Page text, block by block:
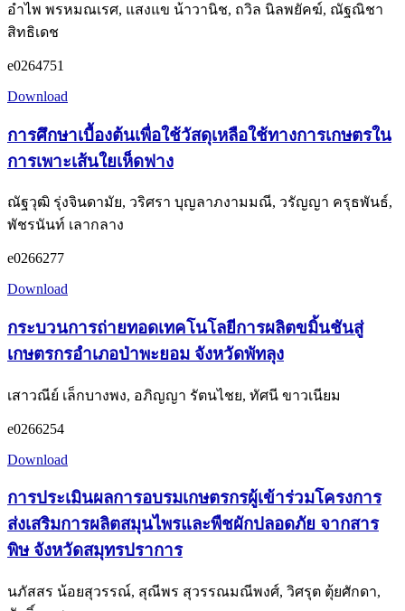
อำไพ พรหมณเรศ, แสงแข น้าวานิช, ถวิล นิลพยัคฆ์, ณัฐณิชา
สิทธิเดช
e0264751
Download
การศึกษาเบื้องต้นเพื่อใช้วัสดุเหลือใช้ทางการเกษตรใน
การเพาะเส้นใยเห็ดฟาง
ณัฐวุฒิ รุ่งจินดามัย, วริศรา บุญลาภงามมณี, วรัญญา ครุธพันธ์,
พัชรนันท์ เลากลาง
e0266277
Download
กระบวนการถ่ายทอดเทคโนโลยีการผลิตขมิ้นชันสู่
เกษตรกรอำเภอป่าพะยอม จังหวัดพัทลุง
เสาวณีย์ เล็กบางพง, อภิญญา รัตนไชย, ทัศนี ขาวเนียม
e0266254
Download
การประเมินผลการอบรมเกษตรกรผู้เข้าร่วมโครงการ
ส่งเสริมการผลิตสมุนไพรและพืชผักปลอดภัย จากสาร
พิษ จังหวัดสมุทรปราการ
นภัสสร น้อยสุวรรณ์, สุณีพร สุวรรณมณีพงศ์, วิศรุต ตุ้ยศักดา,